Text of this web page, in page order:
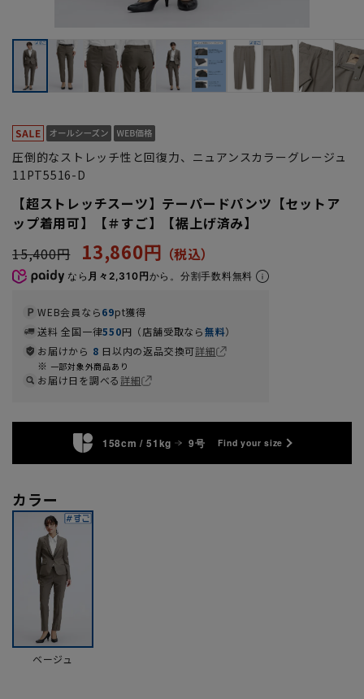
圧倒的なストレッチ性と回復力、ニュアンスカラーグレージュ
11PT5516-D
【超ストレッチスーツ】テーパードパンツ【セットア
ップ着用可】【＃すご】【裾上げ済み】
15,400円
13,860円
なら 月々2,310円から。分割手数料無料
WEB会員なら69pt獲得
送料 全国一律550円（店舗受取なら無料）
お届けから 8 日以内の返品交換可詳細
一部対象外商品あり
お届け日を調べる詳細
158cm / 51kg 9号 Find your size
カラー
ベージュ